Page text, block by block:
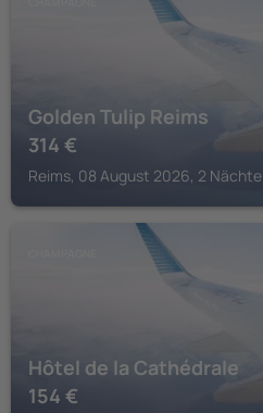
Golden Tulip Reims
314 €
Reims, 08 August 2026, 2 Nächte
Hôtel de la Cathédrale
154 €